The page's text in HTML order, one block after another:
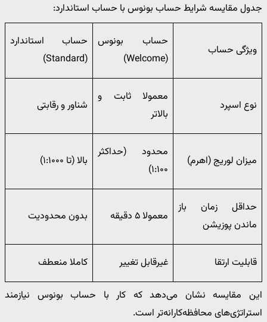
جدول مقایسه شرایط حساب بونوس با حساب استاندارد:
ویژگی حساب
حساب بونوس
(Welcome)
حساب استاندارد
(Standard)
نوع اسپرد
معمولا ثابت و
بالاتر
شناور و رقابتی
میزان لوریج (اهرم)
محدود (حداکثر
۱:۱۰۰)
بالا (تا ۱:۱۰۰۰)
حداقل زمان باز
ماندن پوزیشن
معمولا ۵ دقیقه بدون محدودیت
قابلیت ارتقا غیرقابل تغییر کاملا منعطف
این مقایسه نشان می‌دهد که کار با حساب بونوس نیازمند
استراتژی‌های محافظه‌کارانه‌تر است.